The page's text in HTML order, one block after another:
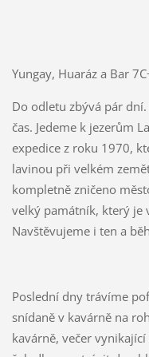
Yungay, Huaráz a Bar
Do odletu zbývá pár
čas. Jedeme k jezerům
expedice z roku 1970,
lavinou při velkém
kompletně zničeno
velký památník, který je
Navštěvujeme i ten a
Poslední dny trávíme
snídaně v kavárně na
kavárně, večer